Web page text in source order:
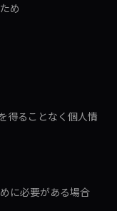
め
得ることなく個人情
に必要がある場合